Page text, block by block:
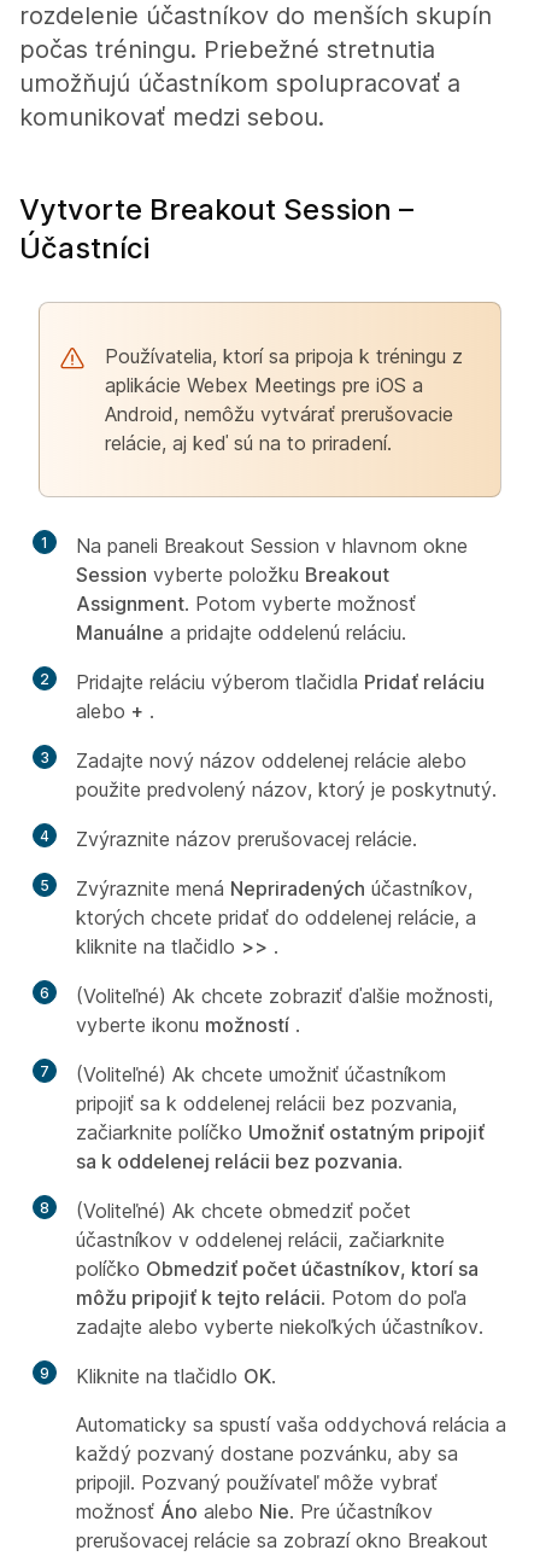
rozdelenie účastníkov do menších skupín
počas tréningu. Priebežné stretnutia
umožňujú účastníkom spolupracovať a
komunikovať medzi sebou.
Vytvorte Breakout Session –
Účastníci
Používatelia, ktorí sa pripoja k tréningu z
aplikácie Webex Meetings pre iOS a
Android, nemôžu vytvárať prerušovacie
relácie, aj keď sú na to priradení.
1
Na paneli Breakout Session v hlavnom okne
Session vyberte položku Breakout
Assignment. Potom vyberte možnosť
Manuálne a pridajte oddelenú reláciu.
2 Pridajte reláciu výberom tlačidla Pridať reláciu
alebo + .
3
Zadajte nový názov oddelenej relácie alebo
použite predvolený názov, ktorý je poskytnutý.
4 Zvýraznite názov prerušovacej relácie.
5 Zvýraznite mená Nepriradených účastníkov,
ktorých chcete pridať do oddelenej relácie, a
kliknite na tlačidlo >> .
6
(Voliteľné) Ak chcete zobraziť ďalšie možnosti,
vyberte ikonu možností .
7
(Voliteľné) Ak chcete umožniť účastníkom
pripojiť sa k oddelenej relácii bez pozvania,
začiarknite políčko Umožniť ostatným pripojiť
sa k oddelenej relácii bez pozvania.
8
(Voliteľné) Ak chcete obmedziť počet
účastníkov v oddelenej relácii, začiarknite
políčko Obmedziť počet účastníkov, ktorí sa
môžu pripojiť k tejto relácii. Potom do poľa
zadajte alebo vyberte niekoľkých účastníkov.
9 Kliknite na tlačidlo OK.
Automaticky sa spustí vaša oddychová relácia a
každý pozvaný dostane pozvánku, aby sa
pripojil. Pozvaný používateľ môže vybrať
možnosť Áno alebo Nie. Pre účastníkov
prerušovacej relácie sa zobrazí okno Breakout